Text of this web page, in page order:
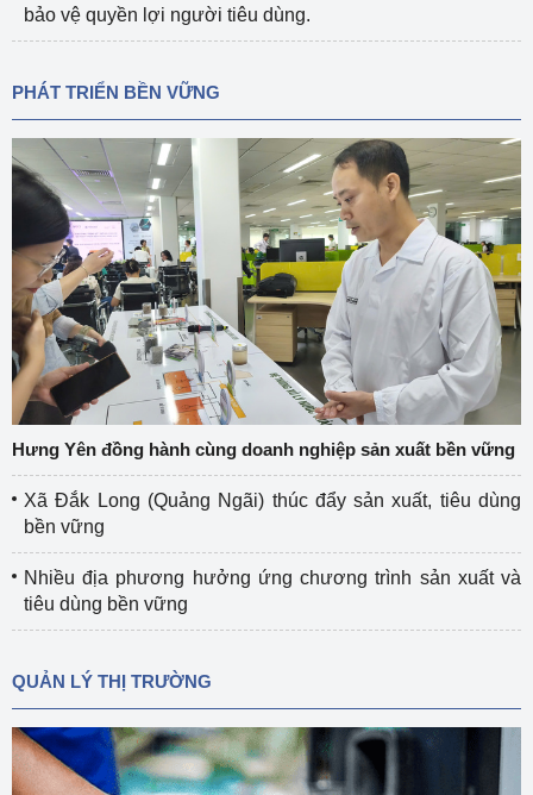
bảo vệ quyền lợi người tiêu dùng.
PHÁT TRIỂN BỀN VỮNG
Hưng Yên đồng hành cùng doanh nghiệp sản xuất bền vững
Xã Đắk Long (Quảng Ngãi) thúc đẩy sản xuất, tiêu dùng
bền vững
Nhiều địa phương hưởng ứng chương trình sản xuất và
tiêu dùng bền vững
QUẢN LÝ THỊ TRƯỜNG